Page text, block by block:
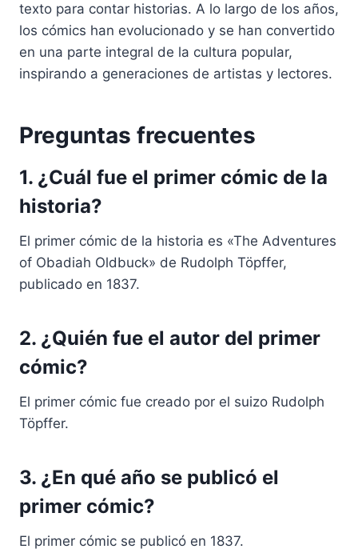
texto para contar historias. A lo largo de los años,
los cómics han evolucionado y se han convertido
en una parte integral de la cultura popular,
inspirando a generaciones de artistas y lectores.
Preguntas frecuentes
1. ¿Cuál fue el primer cómic de la
historia?
El primer cómic de la historia es «The Adventures
of Obadiah Oldbuck» de Rudolph Töpffer,
publicado en 1837.
2. ¿Quién fue el autor del primer
cómic?
El primer cómic fue creado por el suizo Rudolph
Töpffer.
3. ¿En qué año se publicó el
primer cómic?
El primer cómic se publicó en 1837.